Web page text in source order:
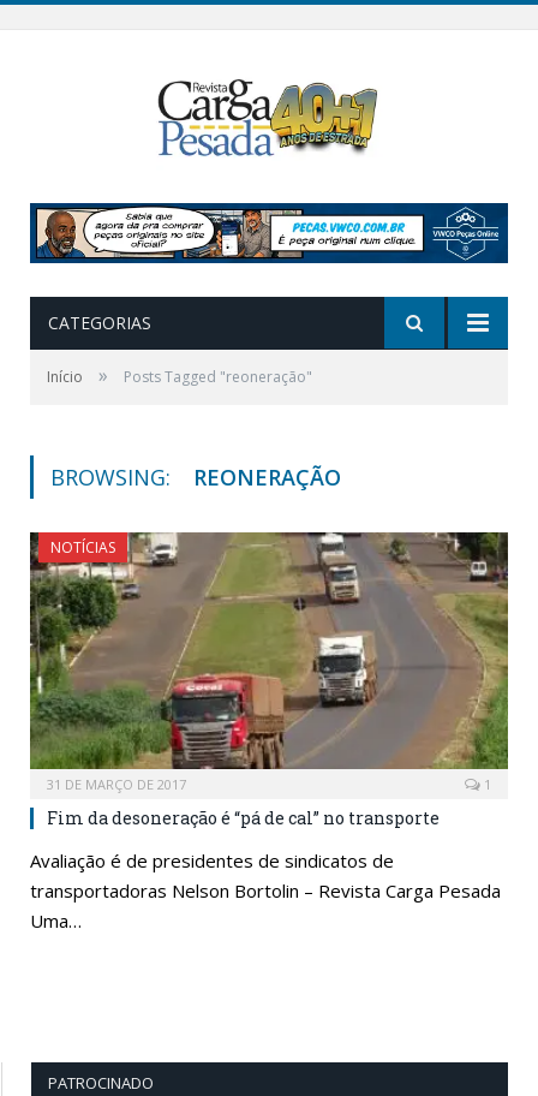
CATEGORIAS
Início » Posts Tagged "reoneração"
BROWSING: REONERAÇÃO
NOTÍCIAS
31 DE MARÇO DE 2017 1
Fim da desoneração é “pá de cal” no transporte
Avaliação é de presidentes de sindicatos de
transportadoras Nelson Bortolin – Revista Carga Pesada
Uma…
PATROCINADO